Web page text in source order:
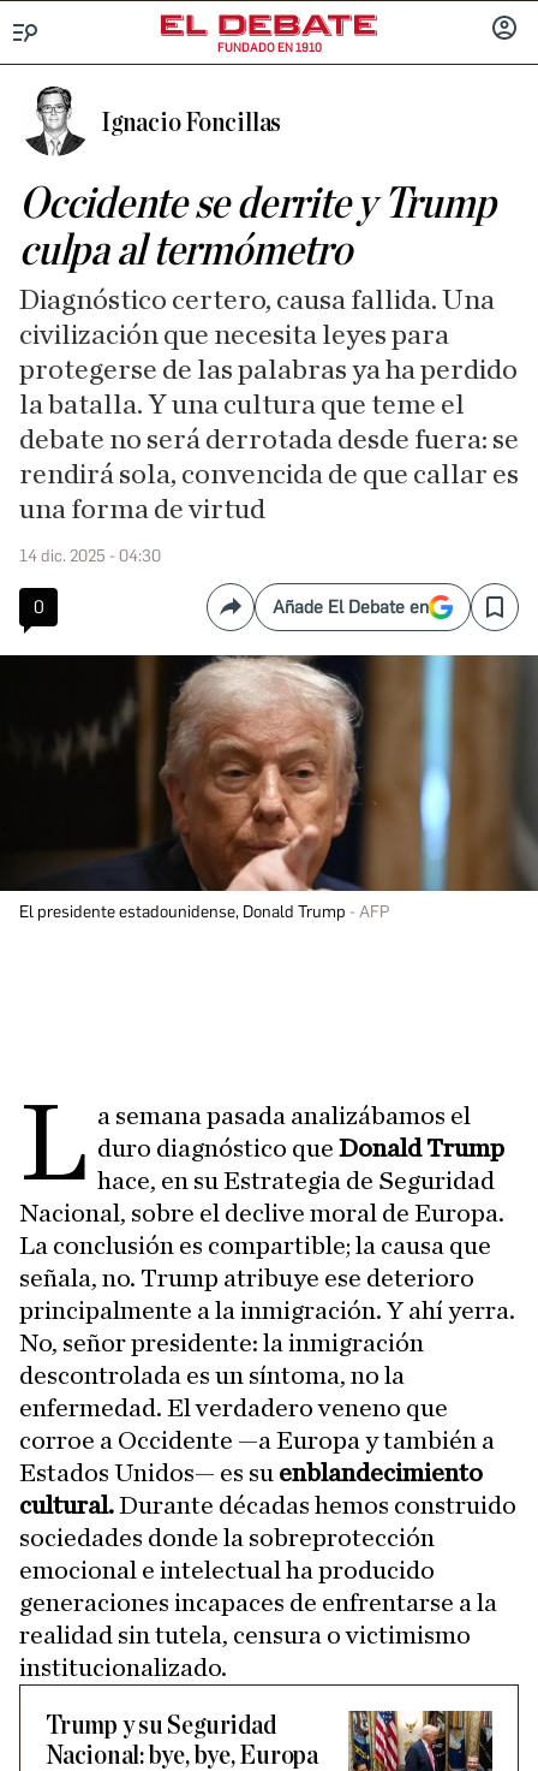
FUNDADO EN 1910
Ignacio Foncillas
Occidente se derrite y Trump
culpa al termómetro
Diagnóstico certero, causa fallida. Una
civilización que necesita leyes para
protegerse de las palabras ya ha perdido
la batalla. Y una cultura que teme el
debate no será derrotada desde fuera: se
rendirá sola, convencida de que callar es
una forma de virtud
14 dic. 2025 - 04:30
0 CompartirAñade El Debate en Save
El presidente estadounidense, Donald Trump AFP
L a semana pasada analizábamos el
duro diagnóstico queDonald Trump
hace, en su Estrategia de Seguridad
Nacional, sobre el declive moral de Europa.
La conclusión es compartible; la causa que
señala, no. Trump atribuye ese deterioro
principalmente a la inmigración. Y ahí yerra.
No, señor presidente: la inmigración
descontrolada es un síntoma, no la
enfermedad. El verdadero veneno que
corroe a Occidente —a Europa y también a
Estados Unidos— es su enblandecimiento
cultural.Durante décadas hemos construido
sociedades donde la sobreprotección
emocional e intelectual ha producido
generaciones incapaces de enfrentarse a la
realidad sin tutela, censura o victimismo
institucionalizado.
Trump y su Seguridad
Nacional: bye, bye, Europa